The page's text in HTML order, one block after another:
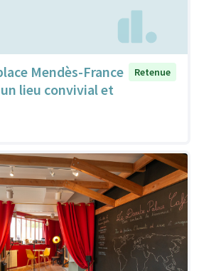
Mendès-France
lieu convivial et
Retenue